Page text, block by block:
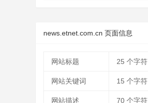
news.etnet.com.cn 页面信息
网站标题 25 个字符
网站关键词 15 个字符
网站描述 70 个字符